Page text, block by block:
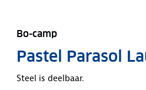
Bo-camp
Pastel Parasol
Steel is deelbaar.